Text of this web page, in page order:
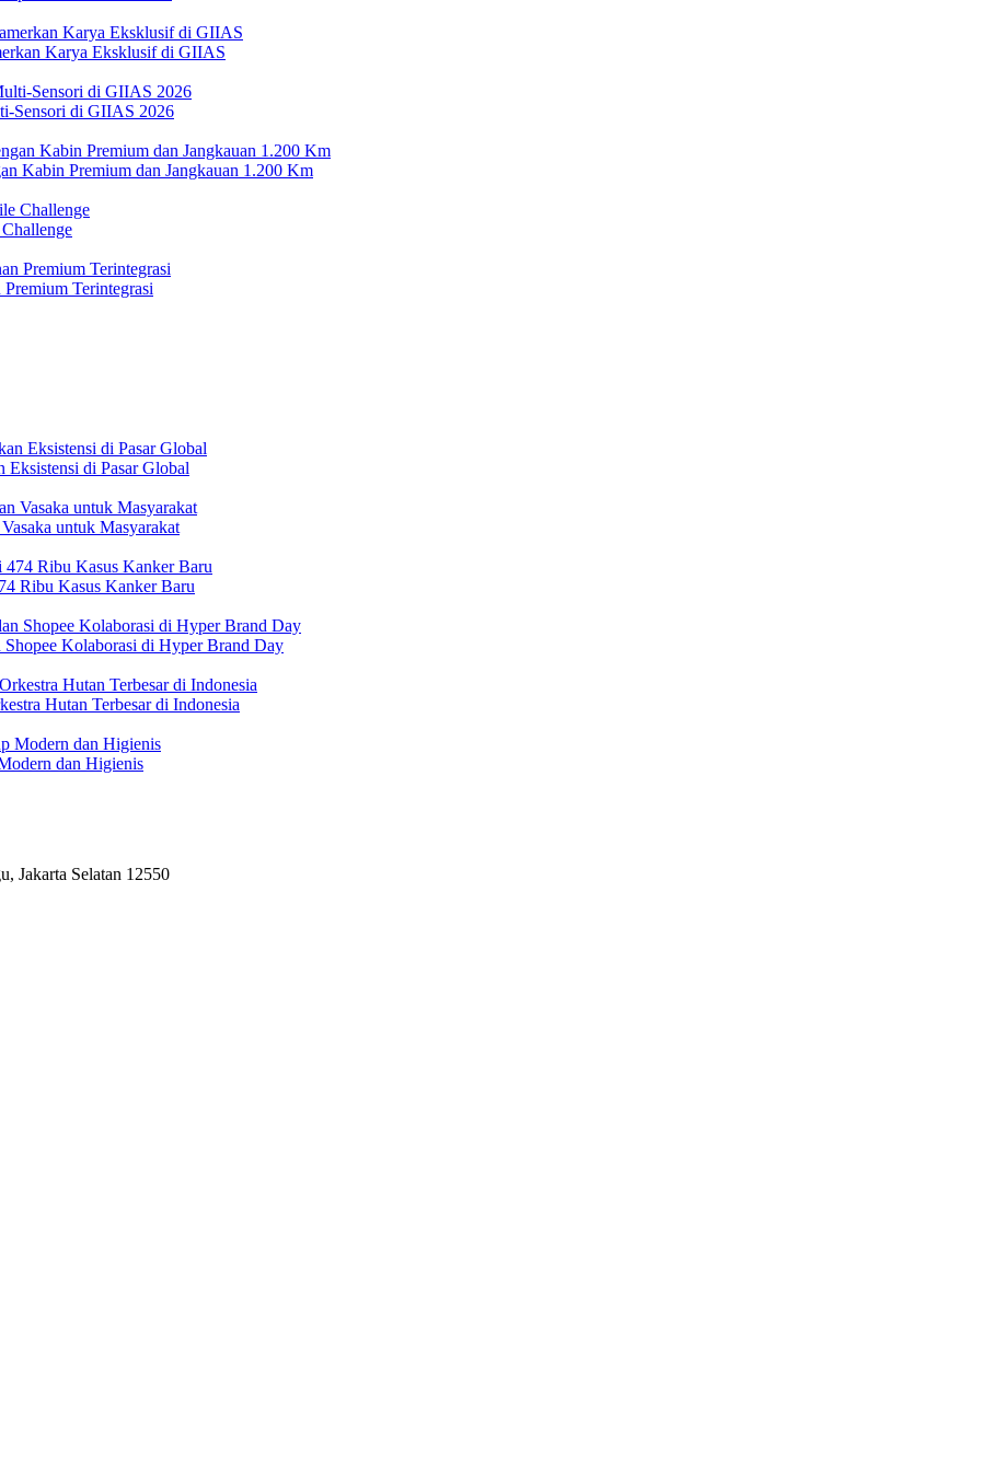
Karya Eksklusif di GIIAS
Sensori di GIIAS 2026
Kabin Premium dan Jangkauan 1.200 Km
Terintegrasi
di Pasar Global
untuk Masyarakat
Ribu Kasus Kanker Baru
Kolaborasi di Hyper Brand Day
Hutan Terbesar di Indonesia
dan Higienis
Jakarta Selatan 12550